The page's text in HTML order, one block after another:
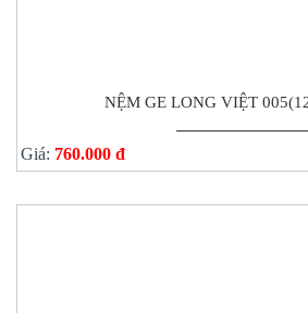
NỆM GE LONG VIỆT
Giá: 760.000 đ